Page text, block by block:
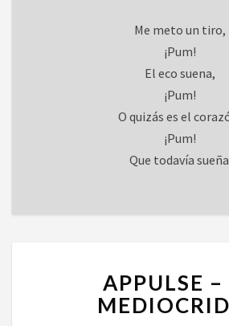
Me meto un tiro,
¡Pum!
El eco suena,
¡Pum!
O quizás es el
¡Pum!
Que todavía
–
LA
APPULSE –